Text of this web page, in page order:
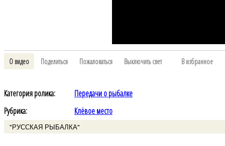
О видео Поделиться Пожаловаться Выключить свет В избранное
Категория ролика:
Передачи о рыбалке
Рубрика:
Клёвое место
"РУССКАЯ РЫБАЛКА"